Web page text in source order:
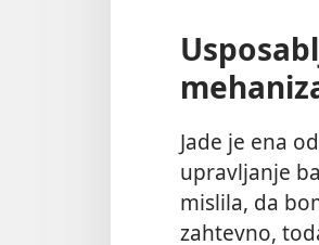
Jade je ena
upravljanje
mislila, da
zahtevno,